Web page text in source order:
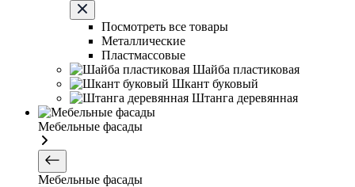
Посмотреть все товары
Металлические
Пластмассовые
Шайба пластиковая
Шкант буковый
Штанга деревянная
Мебельные фасады
Мебельные фасады